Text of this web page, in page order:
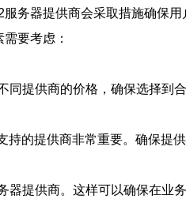
务器提供商会采取措施确保用
要考虑：
提供商的价格，确保选择到
的提供商非常重要。确保提
提供商。这样可以确保在业